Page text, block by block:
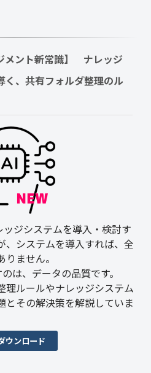
メント新常識】　ナレッジ
く、共有フォルダ整理のル
ジシステムを導入・検討す
、システムを導入すれば、全
ません。
は、データの品質です。
理ルールやナレッジシステム
とその解決策を解説していま
ウンロード